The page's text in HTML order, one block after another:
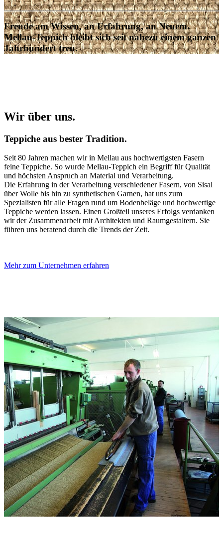
Freude am Wissen, an Erfahrung, an Neuem.
Mellau-Teppich bleibt sich seit nahezu einem ganzen
Jahrhundert treu.
Wir über uns.
Teppiche aus bester Tradition.
Seit 80 Jahren machen wir in Mellau aus hochwertigsten Fasern
feine Teppiche. So wurde Mellau-Teppich ein Begriff für Qualität
und höchsten Anspruch an Material und Verarbeitung.
Die Erfahrung in der Verarbeitung verschiedener Fasern, von Sisal
über Wolle bis hin zu synthetischen Garnen, hat uns zum
Spezialisten für alle Fragen rund um Bodenbeläge und hochwertige
Teppiche werden lassen. Einen Großteil unseres Erfolgs verdanken
wir der Zusammenarbeit mit Architekten und Raumgestaltern. Sie
führen uns beratend durch die Trends der Zeit.
Mehr zum Unternehmen erfahren